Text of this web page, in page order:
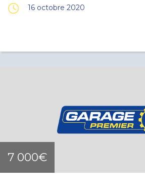
16 octobre 2020
7 000€